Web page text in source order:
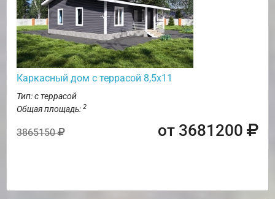
Каркасный дом с террасой 8,5х11
Тип: с террасой
Общая площадь: 2
3865150 от 3681200